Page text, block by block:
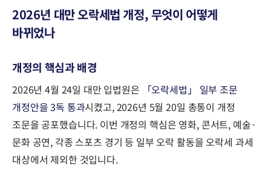
2026년 대만 오락세법 개정, 무엇이 어떻게
바뀌었나
개정의 핵심과 배경
2026년 4월 24일 대만 입법원은 「오락세법」 일부 조문
개정안을 3독 통과시켰고, 2026년 5월 20일 총통이 개정
조문을 공포했습니다. 이번 개정의 핵심은 영화, 콘서트, 예술·
문화 공연, 각종 스포츠 경기 등 일부 오락 활동을 오락세 과세
대상에서 제외한 것입니다.